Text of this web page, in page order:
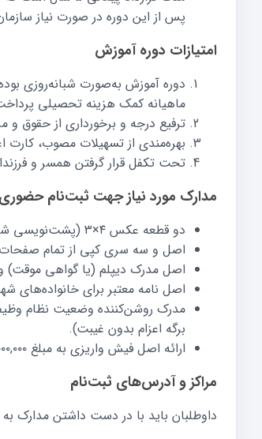
پس از این دوره در صورت نیاز
امتیازات دوره آموزش
دوره آموزش به‌صورت شبانه‌روزی
ماهیانه کمک هزینه تحصیلی
ترفیع درجه و برخورداری از حقوق و
بهره‌مندی از تسهیلات مصوب،
تحت تکفل قرار گرفتن همسر و
مدارک مورد نیاز جهت ثبت‌نام حضوری
دو قطعه عکس ۴×۳ (پشت‌نویسی شده).
اصل و سه سری کپی از تمام
اصل مدرک دیپلم (یا گواهی موقت)
اصل نامه معتبر برای خانواده‌های
مدرک روشن‌کننده وضعیت نظام
برگه اعزام بدون غیبت).
ارائه اصل فیش واریزی به مبلغ ۲,۰۰۰,۰۰۰ ریال به حساب ۵۱۵۱۵۷۹۰۰۷۰۰۸ بانک سپه (غیرقابل استرداد).
مراکز و آدرس‌های ثبت‌نام
داوطلبان باید با در دست داشتن مدارک به